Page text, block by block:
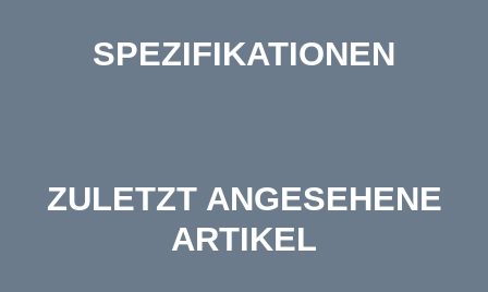
SPEZIFIKATIONEN
ZULETZT ANGESEHENE
ARTIKEL